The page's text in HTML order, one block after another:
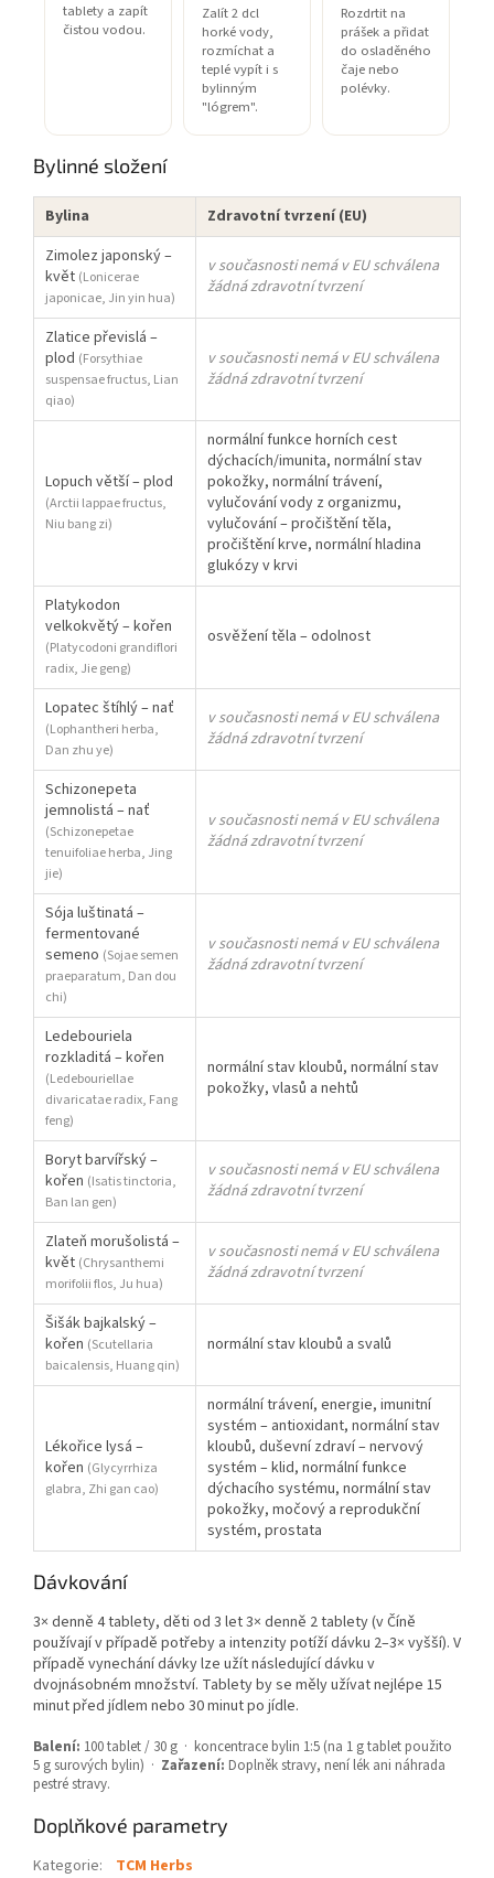
tablety a zapít
čistou vodou.
Zalít 2 dcl
horké vody,
rozmíchat a
teplé vypít i s
bylinným
"lógrem".
Rozdrtit na
prášek a přidat
do osladěného
čaje nebo
polévky.
Bylinné složení
Bylina
Zdravotní tvrzení (EU)
Zimolez japonský –
květ (Lonicerae
japonicae, Jin yin hua)
v současnosti nemá v EU schválena
žádná zdravotní tvrzení
Zlatice převislá –
plod (Forsythiae
suspensae fructus, Lian
qiao)
v současnosti nemá v EU schválena
žádná zdravotní tvrzení
Lopuch větší – plod
(Arctii lappae fructus,
Niu bang zi)
normální funkce horních cest
dýchacích/imunita, normální stav
pokožky, normální trávení,
vylučování vody z organizmu,
vylučování – pročištění těla,
pročištění krve, normální hladina
glukózy v krvi
Platykodon
velkokvětý – kořen
(Platycodoni grandiflori
radix, Jie geng)
osvěžení těla – odolnost
Lopatec štíhlý – nať
(Lophantheri herba,
Dan zhu ye)
v současnosti nemá v EU schválena
žádná zdravotní tvrzení
Schizonepeta
jemnolistá – nať
(Schizonepetae
tenuifoliae herba, Jing
jie)
v současnosti nemá v EU schválena
žádná zdravotní tvrzení
Sója luštinatá –
fermentované
semeno (Sojae semen
praeparatum, Dan dou
chi)
v současnosti nemá v EU schválena
žádná zdravotní tvrzení
Ledebouriela
rozkladitá – kořen
(Ledebouriellae
divaricatae radix, Fang
feng)
normální stav kloubů, normální stav
pokožky, vlasů a nehtů
Boryt barvířský –
kořen (Isatis tinctoria,
Ban lan gen)
v současnosti nemá v EU schválena
žádná zdravotní tvrzení
Zlateň morušolistá –
květ (Chrysanthemi
morifolii flos, Ju hua)
v současnosti nemá v EU schválena
žádná zdravotní tvrzení
Šišák bajkalský –
kořen (Scutellaria
baicalensis, Huang qin)
normální stav kloubů a svalů
Lékořice lysá –
kořen (Glycyrrhiza
glabra, Zhi gan cao)
normální trávení, energie, imunitní
systém – antioxidant, normální stav
kloubů, duševní zdraví – nervový
systém – klid, normální funkce
dýchacího systému, normální stav
pokožky, močový a reprodukční
systém, prostata
Dávkování
3× denně 4 tablety, děti od 3 let 3× denně 2 tablety (v Číně
používají v případě potřeby a intenzity potíží dávku 2–3× vyšší). V
případě vynechání dávky lze užít následující dávku v
dvojnásobném množství. Tablety by se měly užívat nejlépe 15
minut před jídlem nebo 30 minut po jídle.
Balení: 100 tablet / 30 g · koncentrace bylin 1:5 (na 1 g tablet použito
5 g surových bylin) · Zařazení: Doplněk stravy, není lék ani náhrada
pestré stravy.
Doplňkové parametry
Kategorie:
TCM Herbs